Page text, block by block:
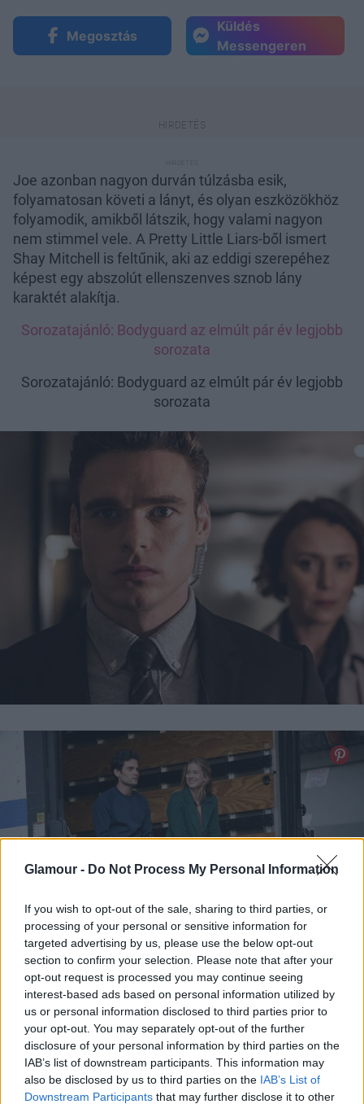
Glamour - Do Not Process My Personal Information
If you wish to opt-out of the sale, sharing to third parties, or
processing of your personal or sensitive information for
targeted advertising by us, please use the below opt-out
section to confirm your selection. Please note that after your
opt-out request is processed you may continue seeing
interest-based ads based on personal information utilized by
us or personal information disclosed to third parties prior to
your opt-out. You may separately opt-out of the further
disclosure of your personal information by third parties on the
IAB’s list of downstream participants. This information may
also be disclosed by us to third parties on the IAB’s List of
Downstream Participants that may further disclose it to other
Megosztás
Küldés
Messengeren
Joe azonban nagyon durván túlzásba esik,
folyamatosan követi a lányt, és olyan eszközökhöz
folyamodik, amikből látszik, hogy valami nagyon
nem stimmel vele. A Pretty Little Liars-ből ismert
Shay Mitchell is feltűnik, aki az eddigi szerepéhez
képest egy abszolút ellenszenves sznob lány
karaktét alakítja.
Sorozatajánló: Bodyguard az elmúlt pár év legjobb
sorozata
Sorozatajánló: Bodyguard az elmúlt pár év legjobb
sorozata
Fotó:IMDB
A Netflix gyártású széria rendkívül izgalmas,
fordulatokkal teli olykor nagyon ijesztő és beteg - de
ezért zseniális. Amikor néztem egyes jeleneteknél a
Lány a vonaton című könyv/film jutott eszembe,